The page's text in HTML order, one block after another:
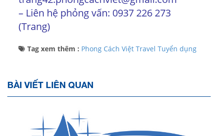
– Liên hệ phỏng vấn: 0937 226 273
(Trang)
Tag xem thêm : Phong Cách Việt Travel Tuyển dụng
BÀI VIẾT LIÊN QUAN